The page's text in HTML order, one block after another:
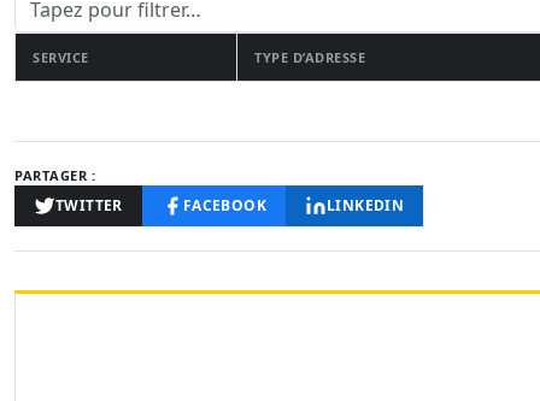
Ce filtre recherche dans les colonnes « Service » et « Type
SERVICE TYPE D’ADRESSE
PARTAGER :
TWITTER FACEBOOK LINKEDIN